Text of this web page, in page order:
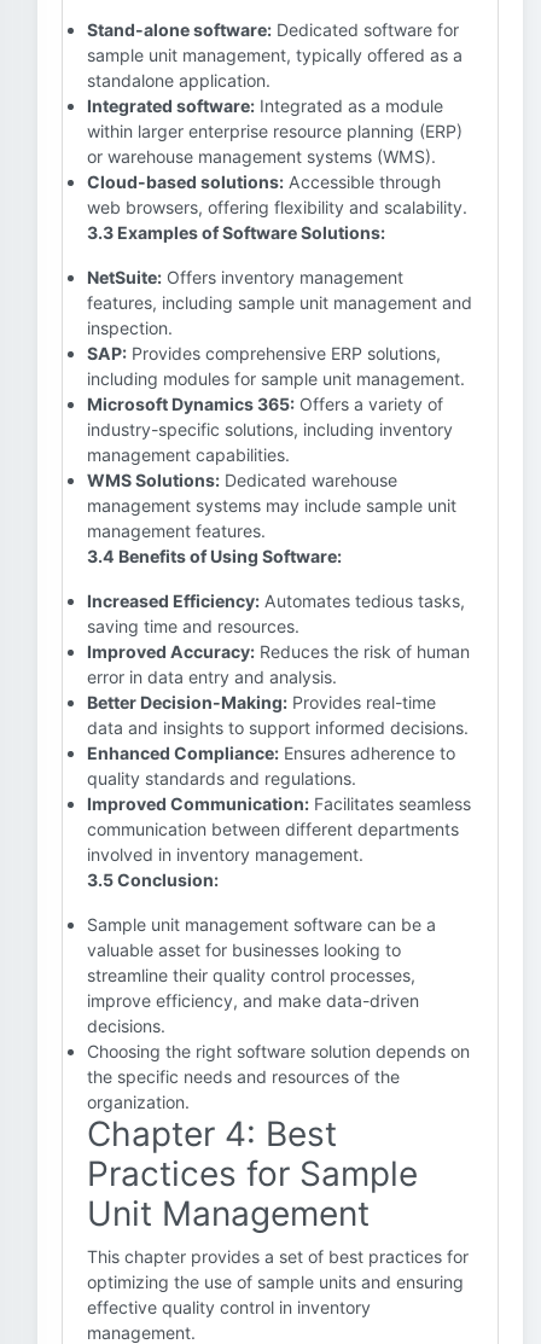
Stand-alone software: Dedicated software for
sample unit management, typically offered as a
standalone application.
Integrated software: Integrated as a module
within larger enterprise resource planning (ERP)
or warehouse management systems (WMS).
Cloud-based solutions: Accessible through
web browsers, offering flexibility and scalability.
3.3 Examples of Software Solutions:
NetSuite: Offers inventory management
features, including sample unit management and
inspection.
SAP: Provides comprehensive ERP solutions,
including modules for sample unit management.
Microsoft Dynamics 365: Offers a variety of
industry-specific solutions, including inventory
management capabilities.
WMS Solutions: Dedicated warehouse
management systems may include sample unit
management features.
3.4 Benefits of Using Software:
Increased Efficiency: Automates tedious tasks,
saving time and resources.
Improved Accuracy: Reduces the risk of human
error in data entry and analysis.
Better Decision-Making: Provides real-time
data and insights to support informed decisions.
Enhanced Compliance: Ensures adherence to
quality standards and regulations.
Improved Communication: Facilitates seamless
communication between different departments
involved in inventory management.
3.5 Conclusion:
Sample unit management software can be a
valuable asset for businesses looking to
streamline their quality control processes,
improve efficiency, and make data-driven
decisions.
Choosing the right software solution depends on
the specific needs and resources of the
organization.
Chapter 4: Best
Practices for Sample
Unit Management
This chapter provides a set of best practices for
optimizing the use of sample units and ensuring
effective quality control in inventory
management.